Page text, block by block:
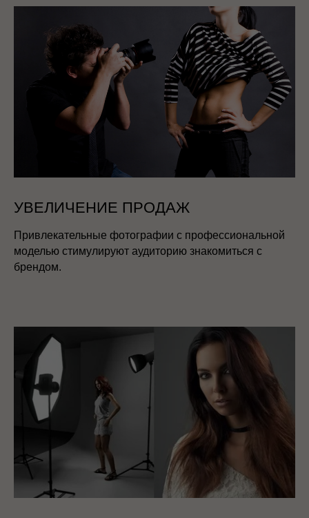
УВЕЛИЧЕНИЕ ПРОДАЖ
Привлекательные фотографии с профессиональной
моделью стимулируют аудиторию знакомиться с
брендом.